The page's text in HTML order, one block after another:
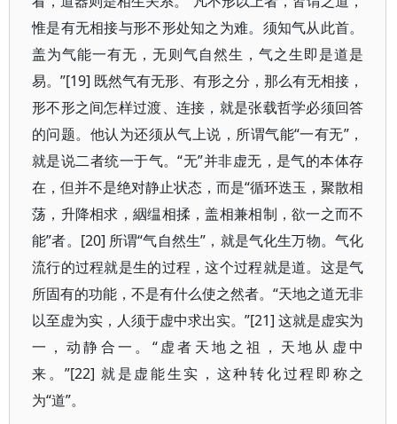
惟是有无相接与形不形处知之为难。须知气从此首。
盖为气能一有无，无则气自然生，气之生即是道是
易。”[19] 既然气有无形、有形之分，那么有无相接，
形不形之间怎样过渡、连接，就是张载哲学必须回答
的问题。他认为还须从气上说，所谓气能“一有无”，
就是说二者统一于气。“无”并非虚无，是气的本体存
在，但并不是绝对静止状态，而是“循环迭玉，聚散相
荡，升降相求，絪缊相揉，盖相兼相制，欲一之而不
能”者。[20] 所谓“气自然生”，就是气化生万物。气化
流行的过程就是生的过程，这个过程就是道。这是气
所固有的功能，不是有什么使之然者。“天地之道无非
以至虚为实，人须于虚中求出实。”[21] 这就是虚实为
一，动静合一。“虚者天地之祖，天地从虚中
来。”[22] 就是虚能生实，这种转化过程即称之
为“道”。